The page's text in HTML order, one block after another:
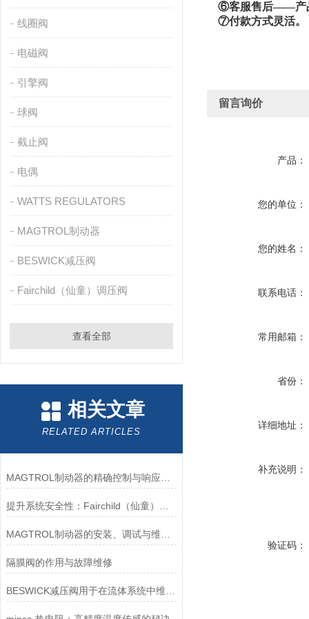
线圈阀
电磁阀
引擎阀
球阀
截止阀
电偶
WATTS REGULATORS
MAGTROL制动器
BESWICK减压阀
Fairchild（仙童）调压阀
查看全部
相关文章
RELATED ARTICLES
隔膜阀的作用与故障维修
⑥客服售后——产品
⑦付款方式灵活。
留言询价
产品：
您的单位：
您的姓名：
联系电话：
常用邮箱：
省份：
详细地址：
补充说明：
验证码：